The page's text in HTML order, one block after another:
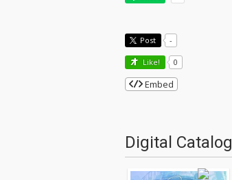
Post -
Like! 0
Embed
Digital Catalog